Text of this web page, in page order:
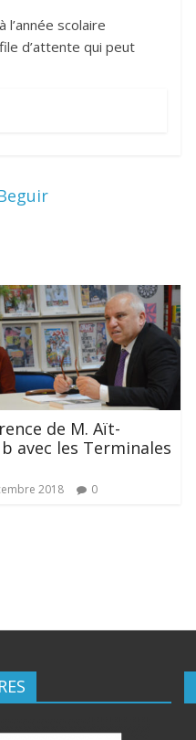
scolaire
d’attente qui peut
de M. Aït-
avec les Terminales
2018 0